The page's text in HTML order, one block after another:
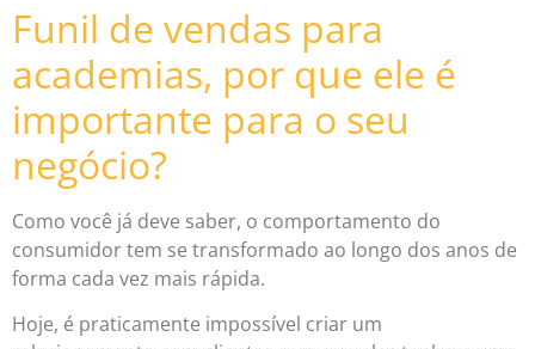
Funil de vendas para
academias, por que ele é
importante para o seu
negócio?
Como você já deve saber, o comportamento do
consumidor tem se transformado ao longo dos anos de
forma cada vez mais rápida.
Hoje, é praticamente impossível criar um